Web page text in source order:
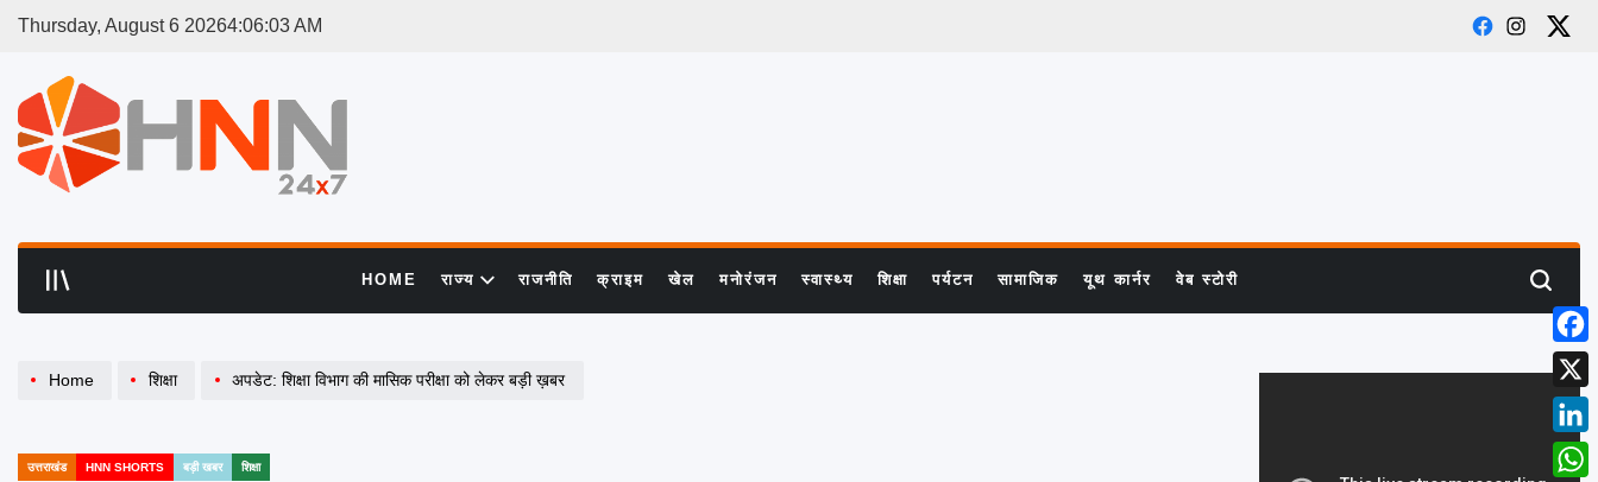
Thursday, August 6 20264:06:03AM
Facebook
Instagram
X
HOME राज्य राजनीति क्राइम खेल मनोरंजन स्वास्थ्य शिक्षा पर्यटन सामाजिक यूथ कार्नर वेब स्टोरी Search
Home शिक्षा अपडेट: शिक्षा विभाग की मासिक परीक्षा को लेकर बड़ी ख़बर
POSTED
उत्तराखंड HNN SHORTS बड़ी खबर शिक्षा
X